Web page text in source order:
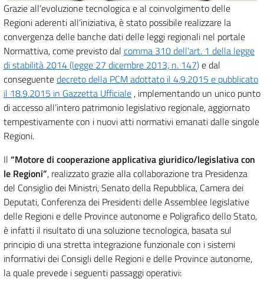
Grazie all’evoluzione tecnologica e al coinvolgimento delle
Regioni aderenti all’iniziativa, è stato possibile realizzare la
convergenza delle banche dati delle leggi regionali nel portale
Normattiva, come previsto dal comma 310 dell’art. 1 della legge
di stabilità 2014 (legge 27 dicembre 2013, n. 147)e dal
conseguentedecreto della PCM adottato il 4.9.2015 e pubblicato
il 18.9.2015 in Gazzetta Ufficiale , implementando un unico punto
di accesso all’intero patrimonio legislativo regionale, aggiornato
tempestivamente con i nuovi atti normativi emanati dalle singole
Regioni.
Il “Motore di cooperazione applicativa giuridico/legislativa con
le Regioni”, realizzato grazie alla collaborazione tra Presidenza
del Consiglio dei Ministri, Senato della Repubblica, Camera dei
Deputati, Conferenza dei Presidenti delle Assemblee legislative
delle Regioni e delle Province autonome e Poligrafico dello Stato,
è infatti il risultato di una soluzione tecnologica, basata sul
principio di una stretta integrazione funzionale con i sistemi
informativi dei Consigli delle Regioni e delle Province autonome,
la quale prevede i seguenti passaggi operativi: